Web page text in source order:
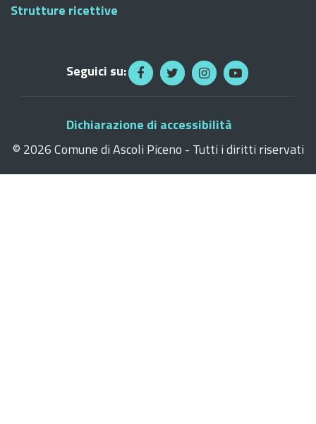
Strutture ricettive
Seguici su:
Dichiarazione di accessibilità
© 2026 Comune di Ascoli Piceno - Tutti i diritti riservati